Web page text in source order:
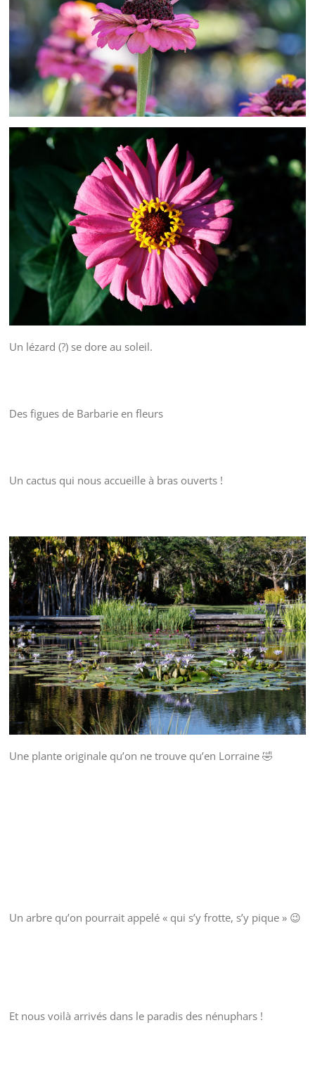
Un lézard (?) se dore au soleil.
Des figues de Barbarie en fleurs
Un cactus qui nous accueille à bras ouverts !
Une plante originale qu’on ne trouve qu’en Lorraine 🤣
Un arbre qu’on pourrait appelé « qui s’y frotte, s’y pique » 😉
Et nous voilà arrivés dans le paradis des nénuphars !